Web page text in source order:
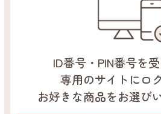
ID番号・PIN番号を
専用のサイトにロ
お好きな商品をお選び